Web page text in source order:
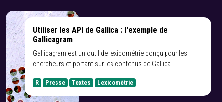
Utiliser les API de Gallica : l'exemple de
Gallicagram
Gallicagram est un outil de lexicométrie conçu pour les
chercheurs et portant sur les contenus de Gallica.
R Presse Textes Lexicométrie